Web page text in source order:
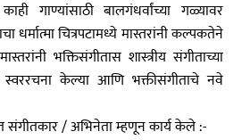
गाण्यांसाठी बालगंधर्वांच्या गळ्यावर
धर्मात्मा चित्रपटामध्ये मास्तरांनी कल्पकतेने
भक्तिसंगीतास शास्त्रीय संगीताच्या
केल्या आणि भक्तीसंगीताचे नवे
संगीतकार / अभिनेता म्हणून कार्य केले :-